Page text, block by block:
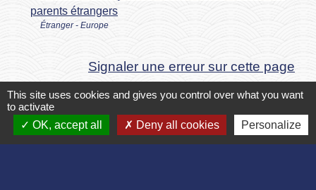
parents étrangers
Étranger - Europe
Signaler une erreur sur cette page
Contact
This site uses cookies and gives you control over what you want
to activate
OK, accept all
Deny all cookies Personalize